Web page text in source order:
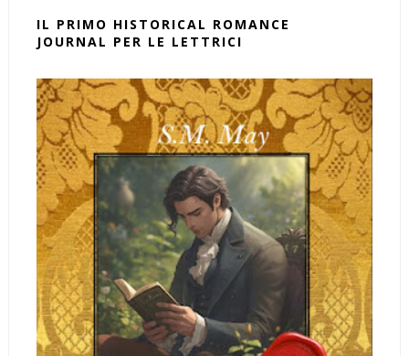
IL PRIMO HISTORICAL ROMANCE
JOURNAL PER LE LETTRICI